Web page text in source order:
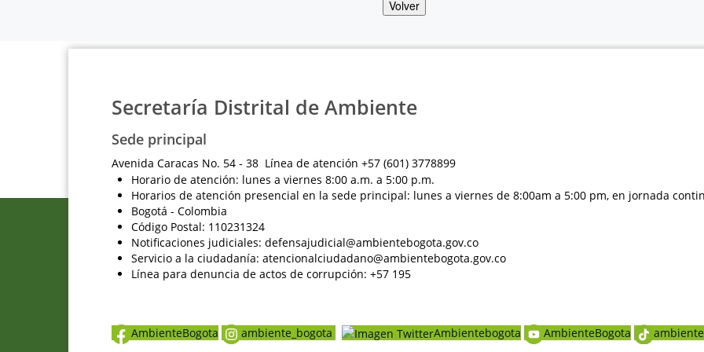
Volver
Secretaría Distrital de Ambiente
Sede principal
Avenida Caracas No. 54 - 38 Línea de atención +57 (601) 3778899
Horario de atención: lunes a viernes 8:00 a.m. a 5:00 p.m.
Horarios de atención presencial en la sede principal: lunes a viernes de 8:00am a 5:00 pm, en jornada
Bogotá - Colombia
Código Postal: 110231324
Notificaciones judiciales: defensajudicial@ambientebogota.gov.co
Servicio a la ciudadanía: atencionalciudadano@ambientebogota.gov.co
Línea para denuncia de actos de corrupción: +57 195
AmbienteBogota ambiente_bogota Ambientebogota AmbienteBogota